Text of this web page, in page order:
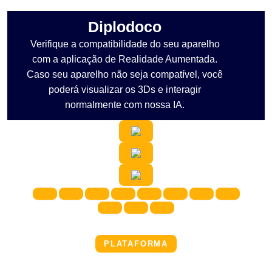
Diplodoco
Verifique a compatibilidade do seu aparelho
com a aplicação de Realidade Aumentada.
Caso seu aparelho não seja compatível, você
poderá visualizar os 3Ds e interagir
normalmente com nossa IA.
PLATAFORMA